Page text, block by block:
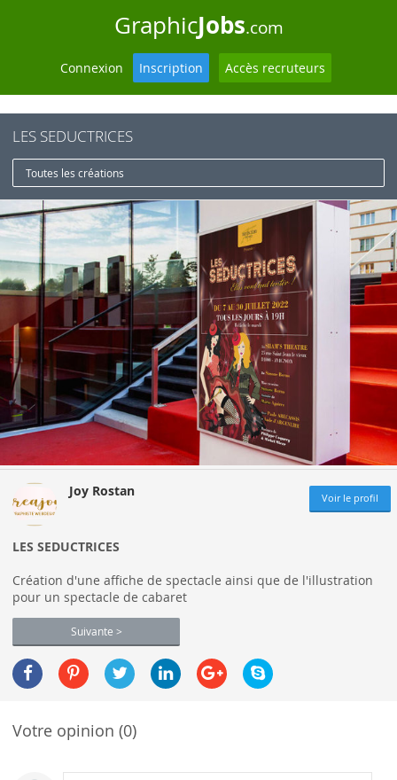
GraphicJobs.com
Connexion Inscription Accès recruteurs
LES SEDUCTRICES
Toutes les créations
Joy Rostan Voir le profil
LES SEDUCTRICES
Création d'une affiche de spectacle ainsi que de l'illustration
pour un spectacle de cabaret
Suivante >
Votre opinion (0)